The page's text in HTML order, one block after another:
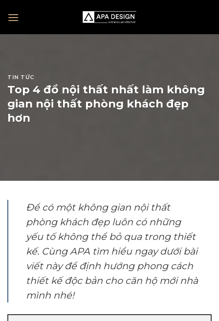
TIN TỨC
Top 4 đồ nội thất nhất làm không
gian nội thất phòng khách đẹp
hơn
Để có một không gian nội thất
phòng khách đẹp luôn có những
yếu tố không thể bỏ qua trong thiết
kế. Cùng APA tìm hiểu ngay dưới bài
viết này để định hướng phong cách
thiết kế độc bản cho căn hộ mới nhà
mình nhé!